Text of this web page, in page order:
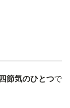
節気のひとつで